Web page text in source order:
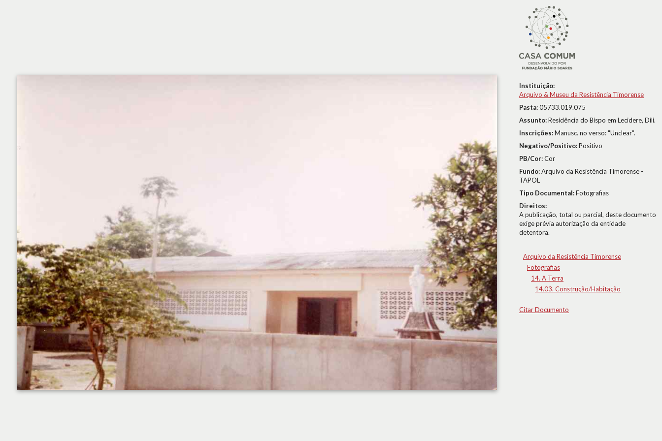
Instituição:
Arquivo & Museu da Resistência Timorense
Pasta:05733.019.075
Assunto:Residência do Bispo em Lecidere, Dili.
Inscrições:Manusc. no verso: "Unclear".
Negativo/Positivo:Positivo
PB/Cor:Cor
Fundo:Arquivo da Resistência Timorense -
TAPOL
Tipo Documental:Fotografias
Direitos:
A publicação, total ou parcial, deste documento
exige prévia autorização da entidade
detentora.
Arquivo da Resistência Timorense
Fotografias
14. A Terra
14.03. Construção/Habitação
Citar Documento